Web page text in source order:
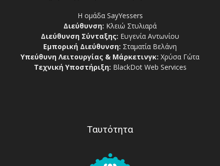
Η ομάδα SayYessers
Διεύθυνση: Κλειώ Στυλιαρά
Διεύθυνση Σύνταξης: Ευγενία Αντωνίου
Εμπορική Διεύθυνση: Σταματία Βελάνη
Υπεύθυνη Λειτουργίας & Μάρκετινγκ: Χρύσα Γώτα
Τεχνική Υποστήριξη: BlackDot Web Services
Ταυτότητα